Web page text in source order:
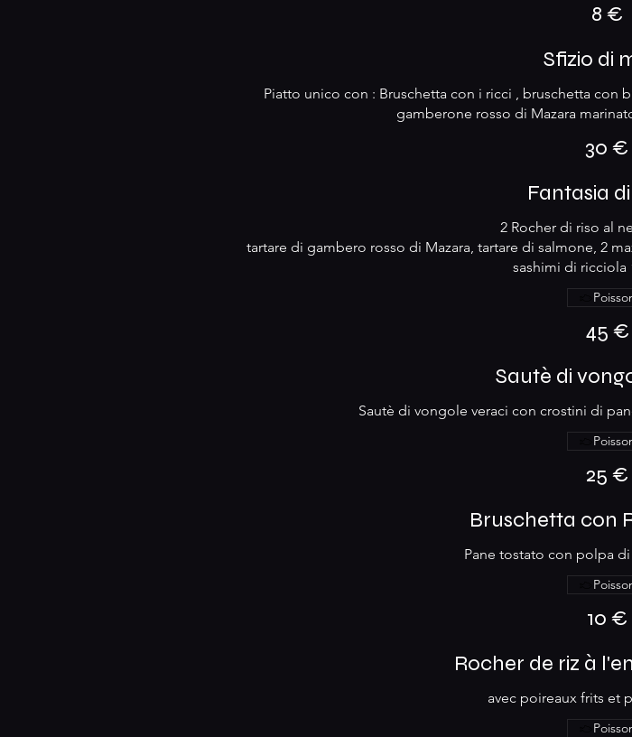
8 €
Sfizio di
Piatto unico con : Bruschetta con i ricci , bruschetta con
gamberone rosso di Mazara
30 €
Fantasia
2 Rocher di riso al
tartare di gambero rosso di Mazara, tartare di salmone, 2
sashimi di ricciola
45 €
Sautè di
Sautè di vongole veraci con crostini di
25 €
Bruschetta con
Pane tostato con polpa
10 €
Rocher de riz à
avec poireaux frits et